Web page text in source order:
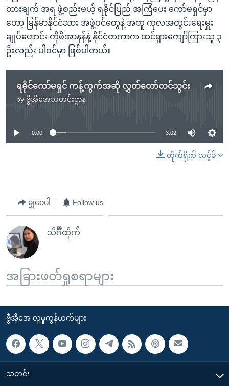
ထားချက် အရ ဖွဲ့စည်းမယ့် ရခိုင်ပြည် အကြံပေး ကော်မရှင်မှာ
တော့ မြန်မာနိုင်ငံသား အဖွဲ့ဝင်တွေနဲ့ အတူ ကုလအတွင်းရေးမှူး
ချုပ်ဟောင်း ကိုဖီအာနန်နဲ့ နိုင်ငံတကာက ထင်ရှားကျော်ကြားသူ ၃
ဦးလည်း ပါဝင်မှာ ဖြစ်ပါတယ်။
ရခိုင်ကော်မရှင် ကန့်ကွက်အဆို လွှတ်တော်တင်သွင်း
by ဗွီအိုအေသတင်းဌာန
No media source currently available
0:00 3:02
တိုက်ရိုက် လင့်ခ်
မျှဝေပါ Follow us
သိင်္ဂီထိုက်
အခြားဖတ်ရှုစရာများ
ဗွီအိုအေ လူမှုကွန်ယက်များ
သတင်း